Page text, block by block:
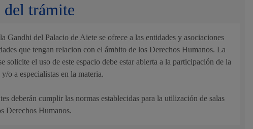
trámite
Gandhi del Palacio de Aiete se ofrece a las entidades y asociaciones
que tengan relacion con el ámbito de los Derechos Humanos. La
solicite el uso de este espacio debe estar abierta a la participación de la
o a especialistas en la materia.
deberán cumplir las normas establecidas para la utilización de salas
Derechos Humanos.